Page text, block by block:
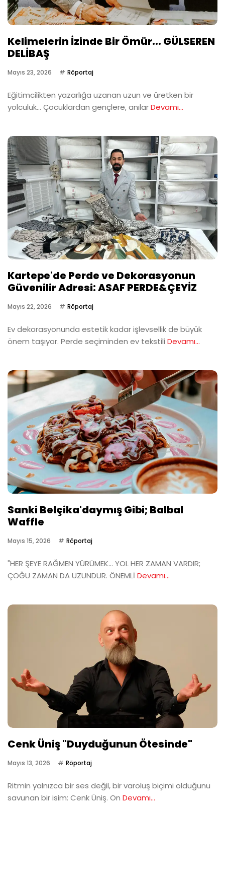
Kelimelerin İzinde Bir Ömür... GÜLSEREN
DELİBAŞ
Mayıs 23, 2026 Röportaj
Eğitimcilikten yazarlığa uzanan uzun ve üretken bir
yolculuk… Çocuklardan gençlere, anılarDevamı...
Kartepe'de Perde ve Dekorasyonun
Güvenilir Adresi: ASAF PERDE&ÇEYİZ
Mayıs 22, 2026 Röportaj
Ev dekorasyonunda estetik kadar işlevsellik de büyük
önem taşıyor. Perde seçiminden ev tekstili Devamı...
Sanki Belçika'daymış Gibi; Balbal
Waffle
Mayıs 15, 2026 Röportaj
"HER ŞEYE RAĞMEN YÜRÜMEK… YOL HER ZAMAN VARDIR;
ÇOĞU ZAMAN DA UZUNDUR. ÖNEMLİ Devamı...
Cenk Üniş "Duyduğunun Ötesinde"
Mayıs 13, 2026 Röportaj
Ritmin yalnızca bir ses değil, bir varoluş biçimi olduğunu
savunan bir isim: Cenk Üniş. On Devamı...